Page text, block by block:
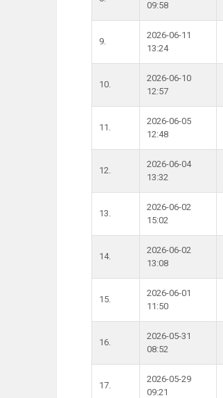
09:58
9.
2026-06-11
13:24
10.
2026-06-10
12:57
11.
2026-06-05
12:48
12.
2026-06-04
13:32
13.
2026-06-02
15:02
14.
2026-06-02
13:08
15.
2026-06-01
11:50
16.
2026-05-31
08:52
17.
2026-05-29
09:21